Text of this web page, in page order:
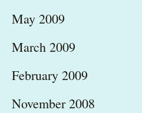
May 2009
March 2009
February 2009
November 2008